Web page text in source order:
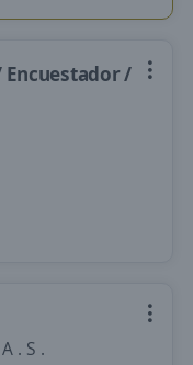
Encuestador /
. S .